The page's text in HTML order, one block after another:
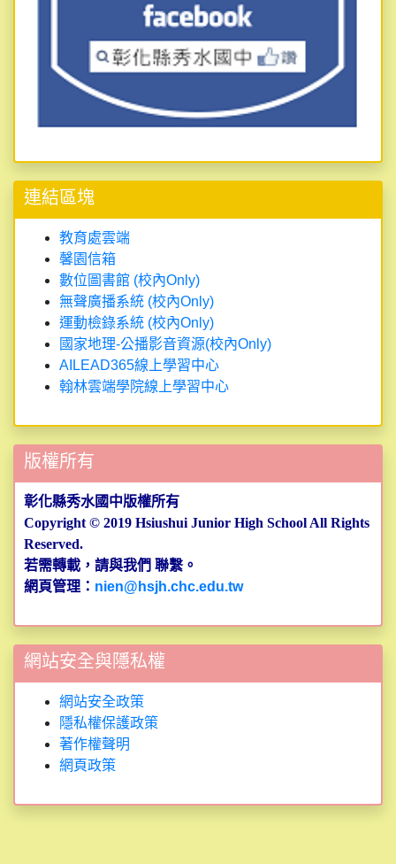
連結區塊
教育處雲端
馨園信箱
數位圖書館 (校內Only)
無聲廣播系統 (校內Only)
運動檢錄系統 (校內Only)
國家地理-公播影音資源(校內Only)
AILEAD365線上學習中心
翰林雲端學院線上學習中心
版權所有
彰化縣秀水國中版權所有
Copyright © 2019 Hsiushui Junior High School All Rights
Reserved.
若需轉載，請與我們 聯繫。
網頁管理： nien@hsjh.chc.edu.tw
網站安全與隱私權
網站安全政策
隱私權保護政策
著作權聲明
網頁政策